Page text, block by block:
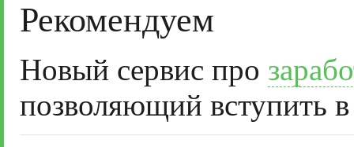
Рекомендуем
Новый сервис про
позволяющий вступить